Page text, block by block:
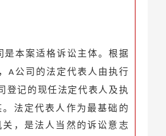
是本案适格诉讼主体。根据
A 公司的法定代表人由执行
登记的现任法定代表人及执
法定代表人作为最基础的
关，是法人当然的诉讼意志